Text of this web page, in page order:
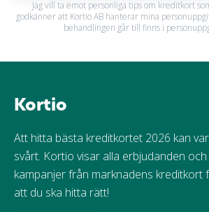
Jag vill ta emot personliga tips om kreditkort
godkänner att Kortio AB hanterar mina
behandlingen går till finns i
Kortio
Att hitta bästa kreditkortet 2026 kan
svårt. Kortio visar alla erbjudanden och
kampanjer från marknadens kreditkort
att du ska hitta rätt!